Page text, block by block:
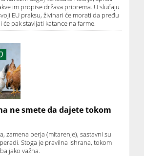
im propise država priprema. U slučaju
EU praksu, živinari će morati da pređu
će pak stavljati katance na farme.
ne smete da dajete tokom
zamena perja (mitarenje), sastavni su
Stoga je pravilna ishrana, tokom
jako važna.